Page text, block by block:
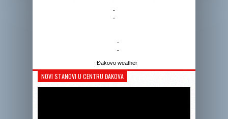
-
-
-
-
Đakovo weather
NOVI STANOVI U CENTRU ĐAKOVA